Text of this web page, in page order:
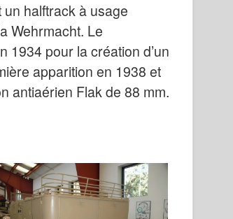
halftrack à usage
Wehrmacht. Le
1934 pour la création d’un
apparition en 1938 et
antiaérien Flak de 88 mm.